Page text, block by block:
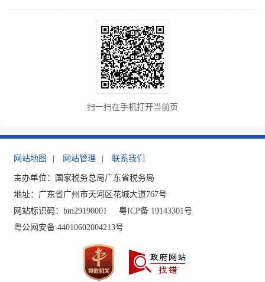
扫一扫在手机打开当前页
网站地图 网站管理 联系我们
主办单位：国家税务总局广东省税务局
地址：广东省广州市天河区花城大道767号
网站标识码：bm29190001
粤ICP备 19143301号
粤公网安备 44010602004213号